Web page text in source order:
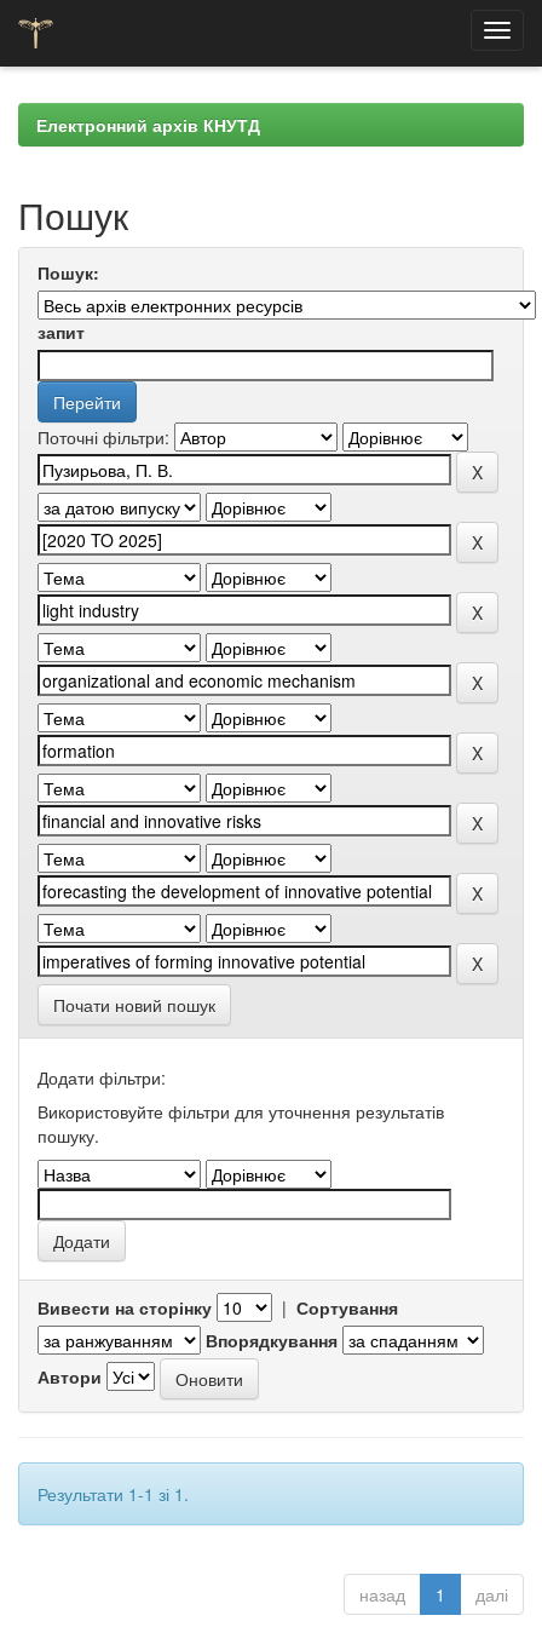
navigationЕлектронний архів КНУТД
Пошук
Пошук:
запит
Поточні фільтри:
Почати новий пошук
Додати фільтри:
Використовуйте фільтри для уточнення результатів
пошуку.
Вивести на сторінку | Сортування
Впорядкування
Автори
Результати 1-1 зі 1.
назад 1 далі